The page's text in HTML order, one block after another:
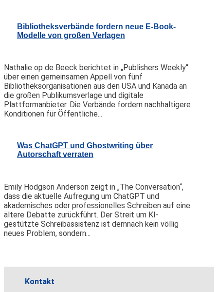
Bibliotheksverbände fordern neue E-Book-
Modelle von großen Verlagen
Nathalie op de Beeck berichtet in „Publishers Weekly“
über einen gemeinsamen Appell von fünf
Bibliotheksorganisationen aus den USA und Kanada an
die großen Publikumsverlage und digitale
Plattformanbieter. Die Verbände fordern nachhaltigere
Konditionen für Öffentliche...
Was ChatGPT und Ghostwriting über
Autorschaft verraten
Emily Hodgson Anderson zeigt in „The Conversation“,
dass die aktuelle Aufregung um ChatGPT und
akademisches oder professionelles Schreiben auf eine
ältere Debatte zurückführt. Der Streit um KI-
gestützte Schreibassistenz ist demnach kein völlig
neues Problem, sondern...
Kontakt